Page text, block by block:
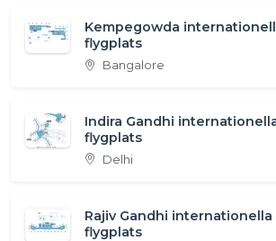
Kempegowda
flygplats
Bangalore
Indira Gandhi
flygplats
Delhi
Rajiv Gandhi internationella
flygplats